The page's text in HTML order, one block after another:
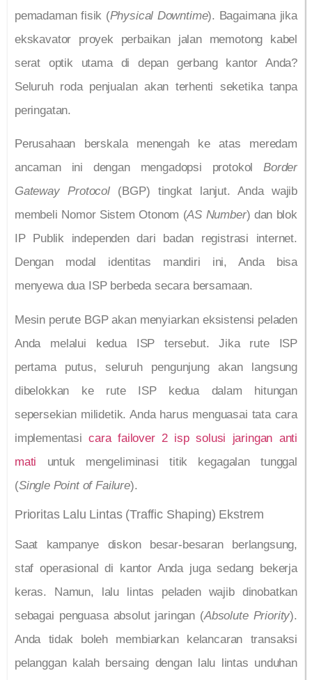
pemadaman fisik (Physical Downtime). Bagaimana jika
ekskavator proyek perbaikan jalan memotong kabel
serat optik utama di depan gerbang kantor Anda?
Seluruh roda penjualan akan terhenti seketika tanpa
peringatan.
Perusahaan berskala menengah ke atas meredam
ancaman ini dengan mengadopsi protokolBorder
Gateway Protocol(BGP) tingkat lanjut. Anda wajib
membeli Nomor Sistem Otonom (AS Number) dan blok
IP Publik independen dari badan registrasi internet.
Dengan modal identitas mandiri ini, Anda bisa
menyewa dua ISP berbeda secara bersamaan.
Mesin perute BGP akan menyiarkan eksistensi peladen
Anda melalui kedua ISP tersebut. Jika rute ISP
pertama putus, seluruh pengunjung akan langsung
dibelokkan ke rute ISP kedua dalam hitungan
sepersekian milidetik. Anda harus menguasai tata cara
implementasicara failover 2 isp solusi jaringan anti
mati untuk mengeliminasi titik kegagalan tunggal
(Single Point of Failure).
Prioritas Lalu Lintas (Traffic Shaping) Ekstrem
Saat kampanye diskon besar-besaran berlangsung,
staf operasional di kantor Anda juga sedang bekerja
keras. Namun, lalu lintas peladen wajib dinobatkan
sebagai penguasa absolut jaringan (Absolute Priority).
Anda tidak boleh membiarkan kelancaran transaksi
pelanggan kalah bersaing dengan lalu lintas unduhan